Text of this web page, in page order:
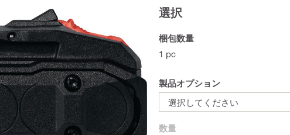
選択
梱包数量
1 pc
製品オプション
選択してください
数量